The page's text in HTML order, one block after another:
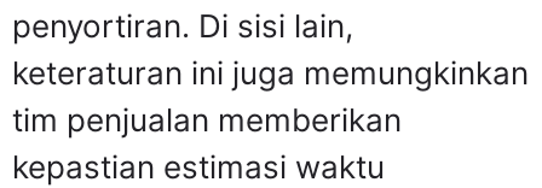
penyortiran. Di sisi lain,
keteraturan ini juga memungkinkan
tim penjualan memberikan
kepastian estimasi waktu